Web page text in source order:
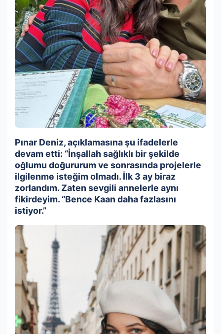
Pınar Deniz, açıklamasına şu ifadelerle
devam etti: “İnşallah sağlıklı bir şekilde
oğlumu doğururum ve sonrasında projelerle
ilgilenme isteğim olmadı. İlk 3 ay biraz
zorlandım. Zaten sevgili annelerle aynı
fikirdeyim. “Bence Kaan daha fazlasını
istiyor.”